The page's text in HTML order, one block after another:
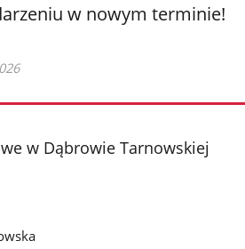
w nowym terminie!
w Dąbrowie Tarnowskiej